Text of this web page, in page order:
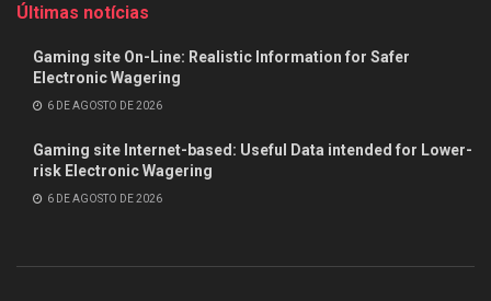
Últimas notícias
Gaming site On-Line: Realistic Information for Safer
Electronic Wagering
6 DE AGOSTO DE 2026
Gaming site Internet-based: Useful Data intended for Lower-
risk Electronic Wagering
6 DE AGOSTO DE 2026